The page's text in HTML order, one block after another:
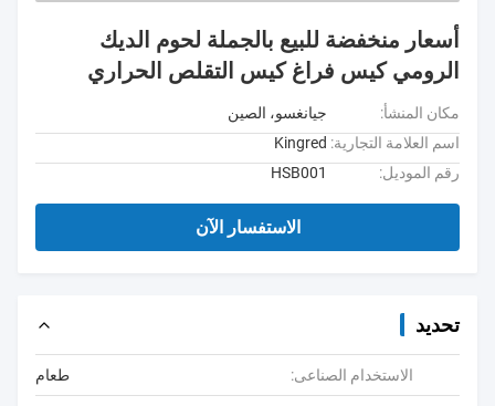
أسعار منخفضة للبيع بالجملة لحوم الديك
الرومي كيس فراغ كيس التقلص الحراري
مكان المنشأ:
جيانغسو، الصين
اسم العلامة التجارية: Kingred
رقم الموديل:
HSB001
الاستفسار الآن
تحديد
الاستخدام الصناعى: طعام